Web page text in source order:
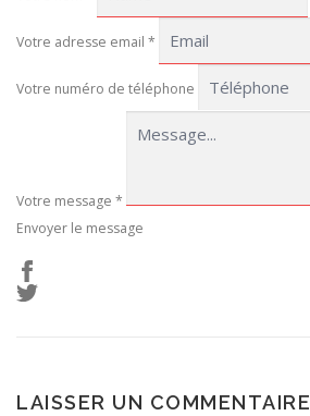
Votre adresse email *
Votre numéro de téléphone
Votre message *
Envoyer le message
LAISSER UN COMMENTAIRE